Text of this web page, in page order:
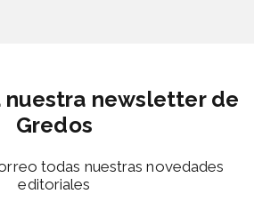
nuestra newsletter de
Gredos
todas nuestras novedades
editoriales